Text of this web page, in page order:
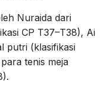
Nuraida dari
CP T37–T38), Ai
putri (klasifikasi
tenis meja